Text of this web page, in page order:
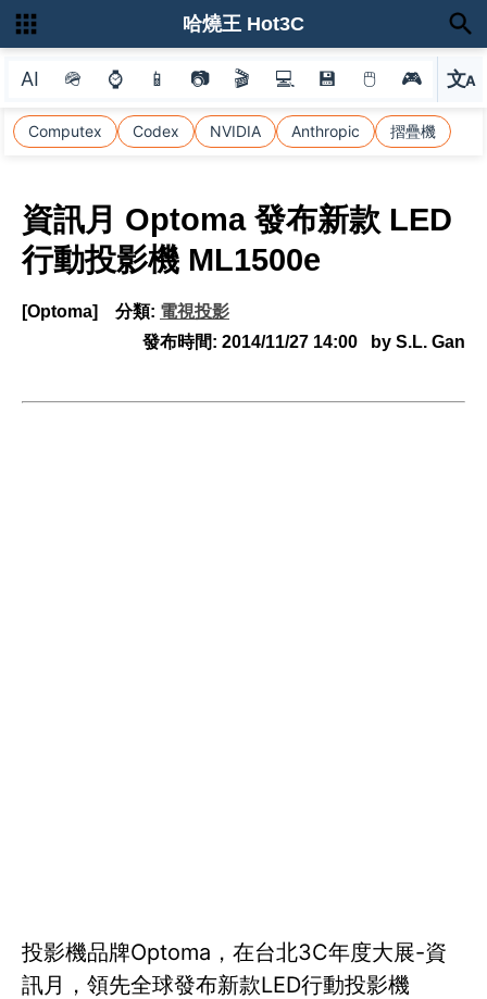
AI 🪖 ⌚ 📱 📷 🎬 💻 💾 🖱 🎮 文A
選
Computex Codex NVIDIA Anthropic 摺疊機
哈燒王 Hot3C
資訊月 Optoma 發布新款 LED
行動投影機 ML1500e
[Optoma] 分類: 電視投影
發布時間: 2014/11/27 14:00 by S.L. Gan
投影機品牌Optoma，在台北3C年度大展-資
訊月，領先全球發布新款LED行動投影機